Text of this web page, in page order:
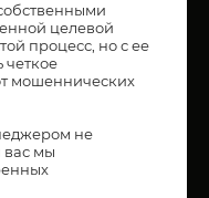
целевой
процесс, но с ее
мошеннических
не
вас мы